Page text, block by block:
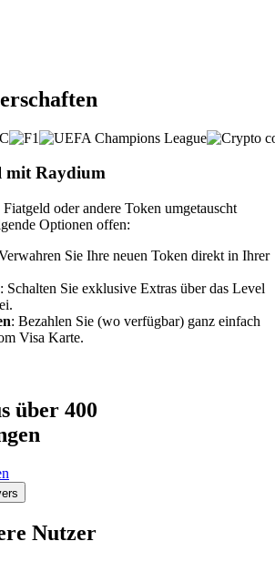
mit Raydium
oder andere Token umgetauscht
Optionen offen:
Sie Ihre neuen Token direkt in Ihrer
: Schalten Sie exklusive Extras über das Level
: Bezahlen Sie (wo verfügbar) ganz einfach
Visa Karte.
über 400
Nutzer